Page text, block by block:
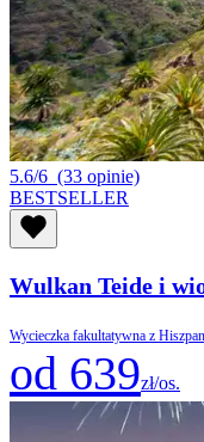
5.6/6 (33 opinie)
BESTSELLER
Wulkan Teide i
Wycieczka fakultatywna z
od 639zł/os.